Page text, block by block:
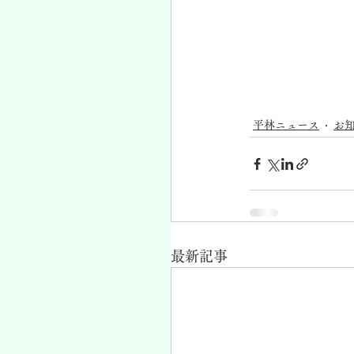
平林ニュース お
最新記事